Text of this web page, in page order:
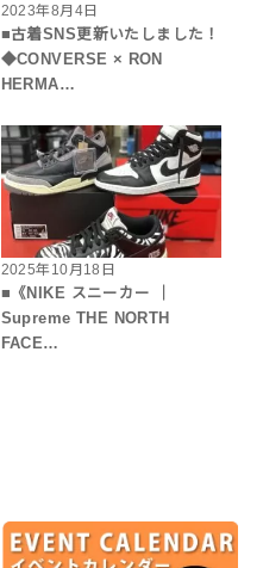
2023年8月4日
■古着SNS更新いたしました！
◆CONVERSE × RON
HERMA…
2025年10月18日
■《NIKE スニーカー ｜
Supreme THE NORTH
FACE…